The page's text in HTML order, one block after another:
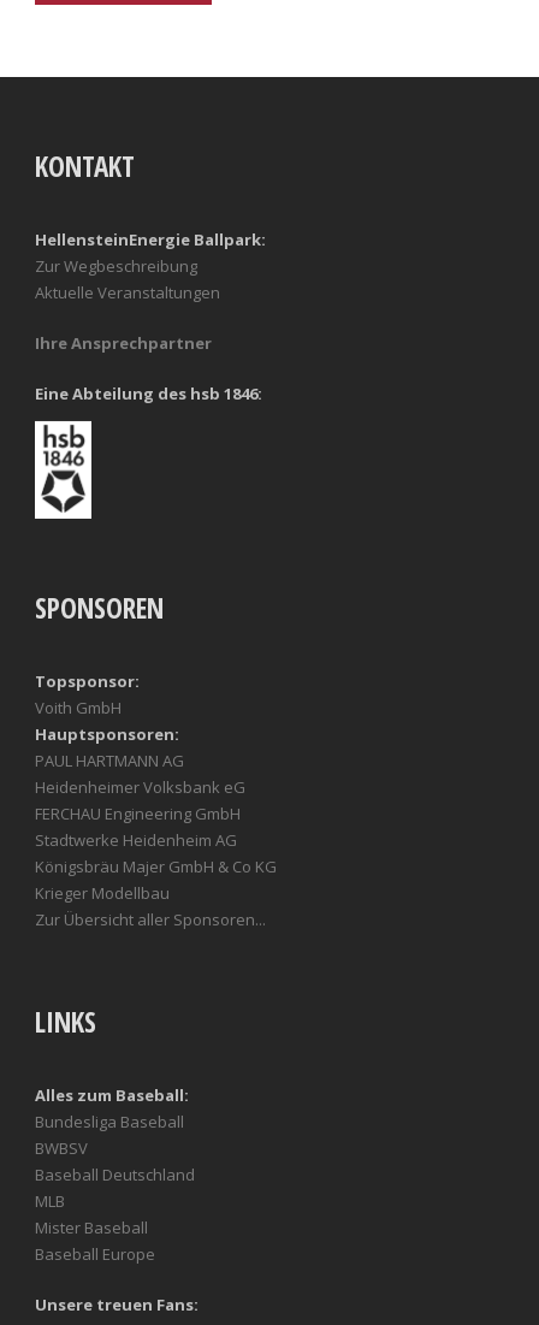
KONTAKT
HellensteinEnergie Ballpark:
Zur Wegbeschreibung
Aktuelle Veranstaltungen
Ihre Ansprechpartner
Eine Abteilung des hsb 1846:
SPONSOREN
Topsponsor:
Voith GmbH
Hauptsponsoren:
PAUL HARTMANN AG
Heidenheimer Volksbank eG
FERCHAU Engineering GmbH
Stadtwerke Heidenheim AG
Königsbräu Majer GmbH & Co KG
Krieger Modellbau
Zur Übersicht aller Sponsoren...
LINKS
Alles zum Baseball:
Bundesliga Baseball
BWBSV
Baseball Deutschland
MLB
Mister Baseball
Baseball Europe
Unsere treuen Fans: